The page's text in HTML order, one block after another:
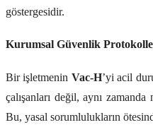
göstergesidir.
Kurumsal Güvenlik
Bir işletmenin Vac-H’yi acil
çalışanları değil, aynı
Bu, yasal sorumlulukların